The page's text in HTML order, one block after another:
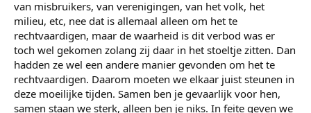
berichten eens.
Het verbod is er, iedereen is boos, logisch.
Maar we kunnen elkaar in deze dagen/tijden beter helpen,
steunen en informeren in plaats van de schuld geven.
van misbruikers, van verenigingen, van het volk, het
milieu, etc, nee dat is allemaal alleen om het te
rechtvaardigen, maar de waarheid is dit verbod was er
toch wel gekomen zolang zij daar in het stoeltje zitten. Dan
hadden ze wel een andere manier gevonden om het te
rechtvaardigen. Daarom moeten we elkaar juist steunen in
deze moeilijke tijden. Samen ben je gevaarlijk voor hen,
samen staan we sterk, alleen ben je niks. In feite geven we